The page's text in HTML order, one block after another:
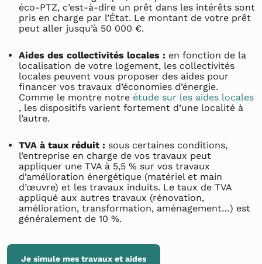
éco-PTZ, c’est-à-dire un prêt dans les intérêts sont
pris en charge par l’État. Le montant de votre prêt
peut aller jusqu’à 50 000 €.
Aides des collectivités locales : en fonction de la
localisation de votre logement, les collectivités
locales peuvent vous proposer des aides pour
financer vos travaux d’économies d’énergie.
Comme le montre notre étude sur les aides locales
, les dispositifs varient fortement d’une localité à
l’autre.
TVA à taux réduit : sous certaines conditions,
l’entreprise en charge de vos travaux peut
appliquer une TVA à 5,5 % sur vos travaux
d’amélioration énergétique (matériel et main
d’œuvre) et les travaux induits. Le taux de TVA
appliqué aux autres travaux (rénovation,
amélioration, transformation, aménagement…) est
généralement de 10 %.
Je simule mes travaux et aides